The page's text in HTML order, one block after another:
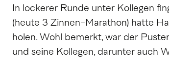
In lockerer Runde unter Kollegen
(heute 3 Zinnen-Marathon) hatte
holen. Wohl bemerkt, war der
und seine Kollegen, darunter auch